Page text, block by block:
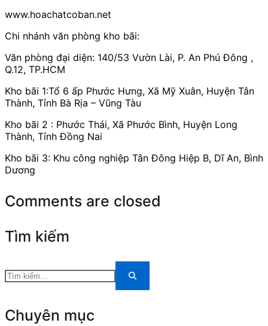
www.hoachatcoban.net
Chi nhánh văn phòng kho bãi:
Văn phòng đại diện: 140/53 Vườn Lài, P. An Phú Đông ,
Q.12, TP.HCM
Kho bãi 1:Tổ 6 ấp Phước Hưng, Xã Mỹ Xuân, Huyện Tân
Thành, Tỉnh Bà Rịa – Vũng Tàu
Kho bãi 2 : Phước Thái, Xã Phước Bình, Huyện Long
Thành, Tỉnh Đồng Nai
Kho bãi 3: Khu công nghiệp Tân Đông Hiệp B, Dĩ An, Bình
Dương
Comments are closed
Tìm kiếm
Chuyên mục